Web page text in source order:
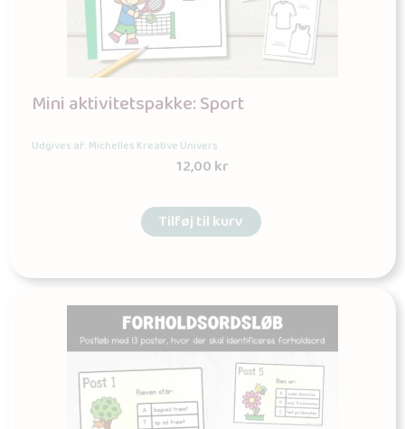
Mini aktivitetspakke: Sport
Udgives af: Michelles Kreative Univers
12,00kr
Tilføj til kurv